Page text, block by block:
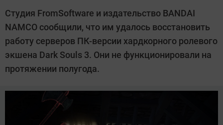
Студия FromSoftware и издательство BANDAI
NAMCO сообщили, что им удалось восстановить
работу серверов ПК-версии хардкорного ролевого
экшена Dark Souls 3. Они не функционировали на
протяжении полугода.